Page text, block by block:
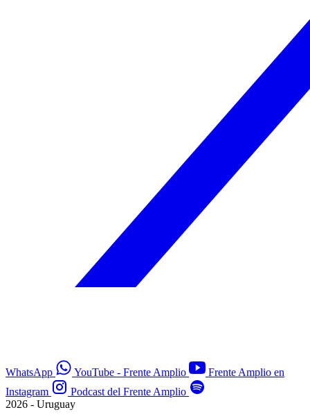
WhatsApp YouTube - Frente Amplio
Frente Amplio en
Instagram
Podcast del Frente Amplio
2026 - Uruguay